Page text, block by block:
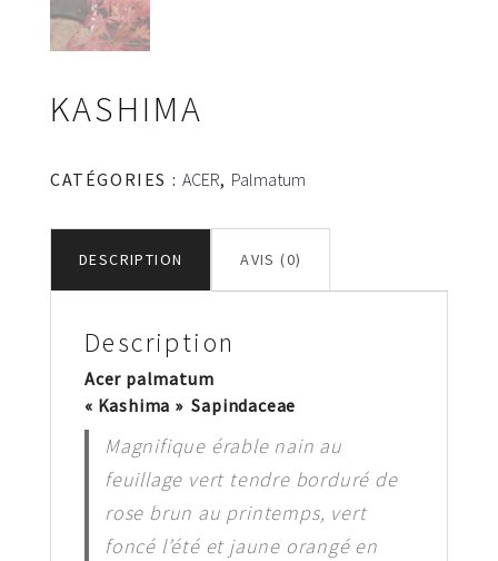
KASHIMA
CATÉGORIES : ACER, Palmatum
DESCRIPTION AVIS (0)
Description
Acer palmatum
« Kashima » Sapindaceae
Magnifique érable nain au
feuillage vert tendre borduré de
rose brun au printemps, vert
foncé l’été et jaune orangé en